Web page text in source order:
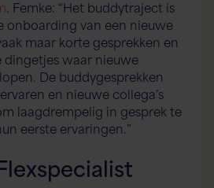
. Femke: “Het buddytraject is
onboarding van een nieuwe
maar korte gesprekken en
dingetjes waar nieuwe
De buddygesprekken
en nieuwe collega’s
laagdrempelig in gesprek te
eerste ervaringen.”